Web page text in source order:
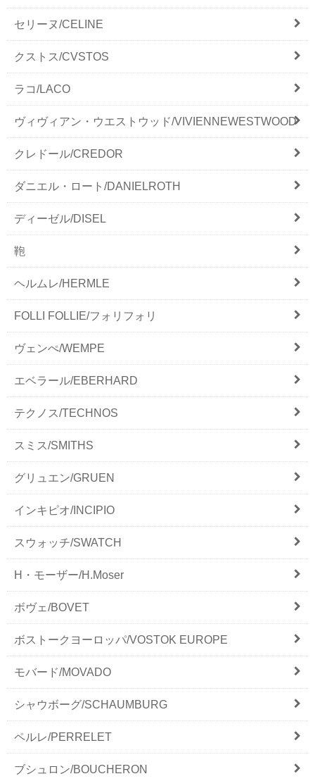
セリーヌ/CELINE
クストス/CVSTOS
ラコ/LACO
ヴィヴィアン・ウエストウッド/VIVIENNEWESTWOOD
クレドール/CREDOR
ダニエル・ロート/DANIELROTH
ディーゼル/DISEL
鞄
ヘルムレ/HERMLE
FOLLI FOLLIE/フォリフォリ
ヴェンぺ/WEMPE
エベラール/EBERHARD
テクノス/TECHNOS
スミス/SMITHS
グリュエン/GRUEN
インキピオ/INCIPIO
スウォッチ/SWATCH
H・モーザー/H.Moser
ボヴェ/BOVET
ボストークヨーロッパ/VOSTOK EUROPE
モバード/MOVADO
シャウボーグ/SCHAUMBURG
ペルレ/PERRELET
ブシュロン/BOUCHERON